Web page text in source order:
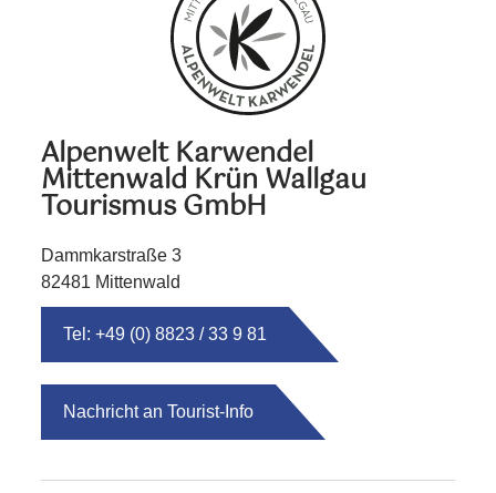
Alpenwelt Karwendel
Mittenwald Krün Wallgau
Tourismus GmbH
Dammkarstraße 3
82481 Mittenwald
Tel: +49 (0) 8823 / 33 9 81
Nachricht an Tourist-Info